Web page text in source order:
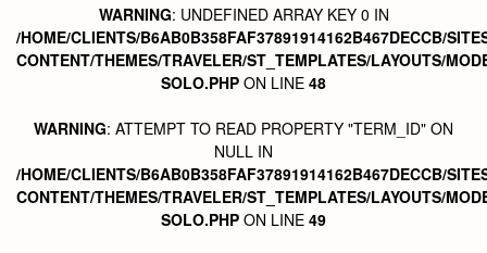
WARNING: UNDEFINED ARRAY KEY 0 IN
/HOME/CLIENTS/B6AB0B358FAF37891914162B467DECCB/
CONTENT/THEMES/TRAVELER/ST_TEMPLATES/LAYOUTS/
SOLO.PHP ON LINE 48
WARNING: ATTEMPT TO READ PROPERTY "TERM_ID" ON
NULL IN
/HOME/CLIENTS/B6AB0B358FAF37891914162B467DECCB/
CONTENT/THEMES/TRAVELER/ST_TEMPLATES/LAYOUTS/
SOLO.PHP ON LINE 49